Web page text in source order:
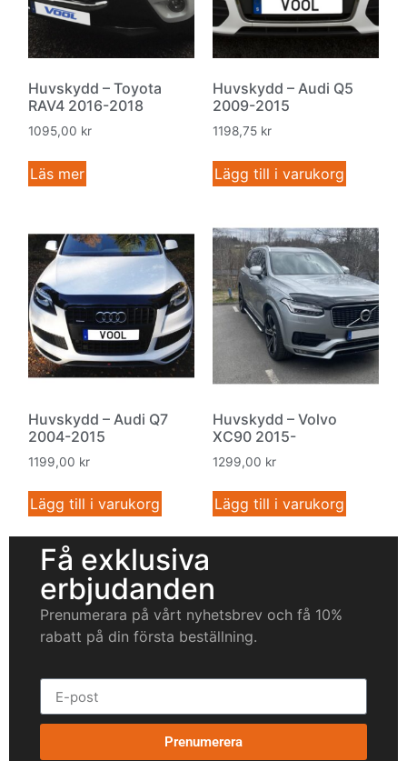
Huvskydd – Toyota
RAV4 2016-2018
1095,00 kr
Läs mer
Huvskydd – Audi Q5
2009-2015
1198,75 kr
Lägg till i varukorg
Huvskydd – Audi Q7
2004-2015
1199,00 kr
Lägg till i varukorg
Huvskydd – Volvo
XC90 2015-
1299,00 kr
Lägg till i varukorg
Få exklusiva
erbjudanden
Prenumerara på vårt nyhetsbrev och få 10%
rabatt på din första beställning.
Prenumerera